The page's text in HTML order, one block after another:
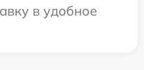
в удобное